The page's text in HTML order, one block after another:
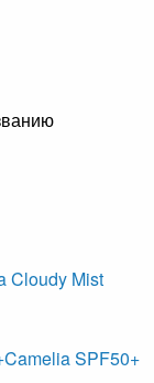
Cloudy Mist
SPF50+